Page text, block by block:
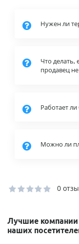
Нужен ли
Что делать,
продавец
Работает
Можно ли
0
Лучшие компании
наших